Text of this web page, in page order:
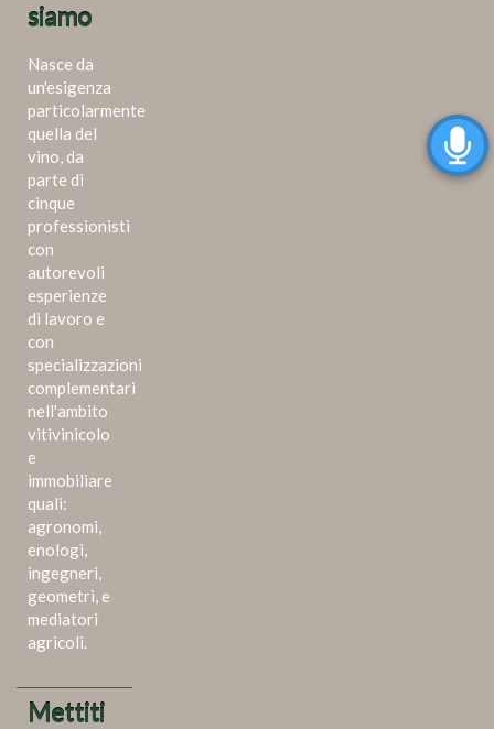
siamo
Nasce da
un'esigenza
particolarmente
quella del
vino, da
parte di
cinque
professionisti
con
autorevoli
esperienze
di lavoro e
con
specializzazioni
complementari
nell'ambito
vitivinicolo
e
immobiliare
quali:
agronomi,
enologi,
ingegneri,
geometri, e
mediatori
agricoli.
Mettiti